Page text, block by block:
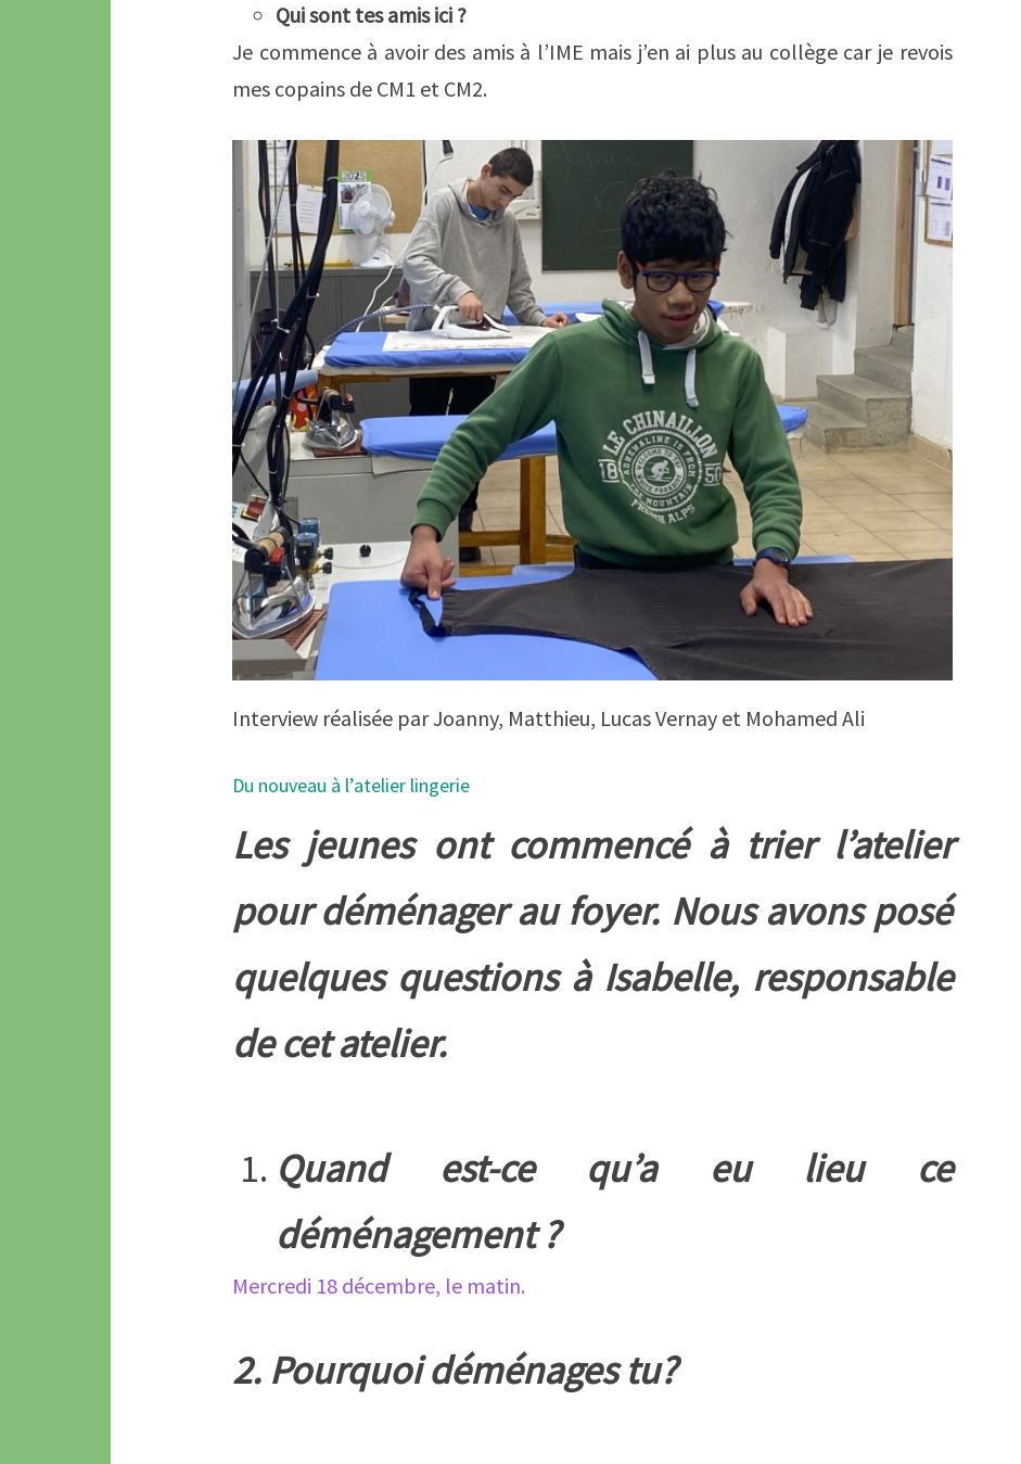
Qui sont tes amis ici ?
Je commence à avoir des amis à l’IME mais j’en ai plus au collège car je revois
mes copains de CM1 et CM2.
Interview réalisée par Joanny, Matthieu, Lucas Vernay et Mohamed Ali
Du nouveau à l’atelier lingerie
Les jeunes ont commencé à trier l’atelier
pour déménager au foyer. Nous avons posé
quelques questions à Isabelle, responsable
de cet atelier.
Quand est-ce qu’a eu lieu ce
déménagement ?
Mercredi 18 décembre, le matin.
2. Pourquoi déménages tu?